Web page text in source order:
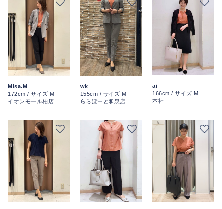
Misa.M
172cm / サイズ M
イオンモール柏店
wk
155cm / サイズ M
ららぽーと和泉店
ai
166cm / サイズ M
本社